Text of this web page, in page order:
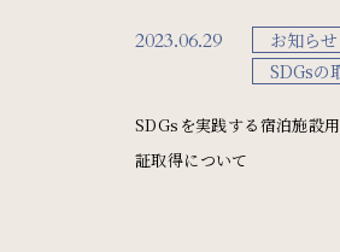
会社概要
2023.06.29
お知らせ
SDGsの
SDGsを実践する宿泊施設
証取得について